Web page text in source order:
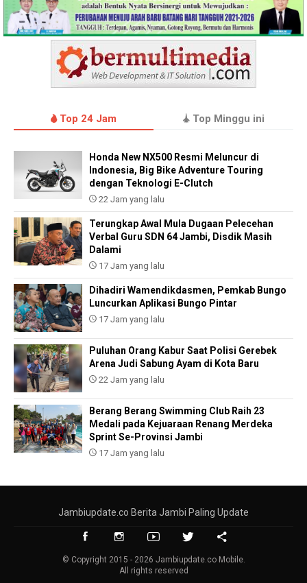
Top 24 Jam Top Minggu ini
Honda New NX500 Resmi Meluncur di
Indonesia, Big Bike Adventure Touring
dengan Teknologi E-Clutch
22 Jam yang lalu
Terungkap Awal Mula Dugaan Pelecehan
Verbal Guru SDN 64 Jambi, Disdik Masih
Dalami
17 Jam yang lalu
Dihadiri Wamendikdasmen, Pemkab Bungo
Luncurkan Aplikasi Bungo Pintar
17 Jam yang lalu
Puluhan Orang Kabur Saat Polisi Gerebek
Arena Judi Sabung Ayam di Kota Baru
22 Jam yang lalu
Berang Berang Swimming Club Raih 23
Medali pada Kejuaraan Renang Merdeka
Sprint Se-Provinsi Jambi
17 Jam yang lalu
Jambiupdate.co Berita Jambi Paling Update
© Copyright 2015 - 2026 Jambiupdate.co Mobile.
All rights reserved